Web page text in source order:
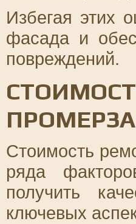
Избегая этих
фасада и
повреждений.
Стоимость
ряда
получить
ключевых